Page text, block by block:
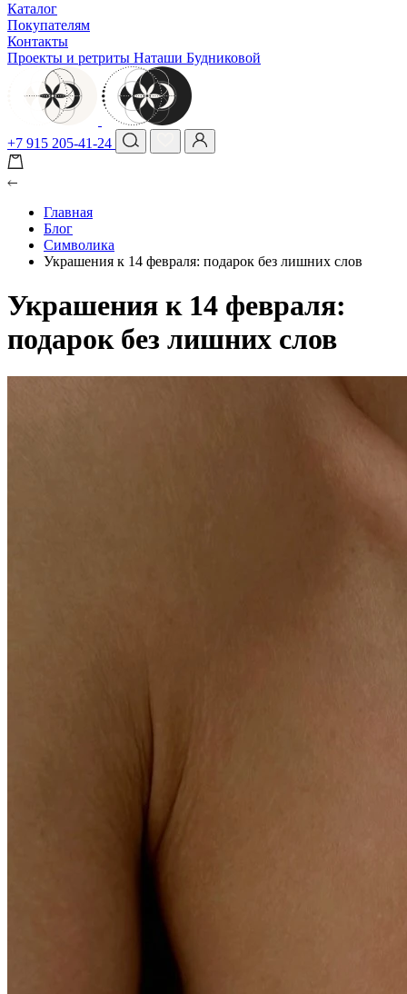
Каталог
Покупателям
Контакты
Проекты и ретриты Наташи Будниковой
+7 915 205-41-24
Главная
Блог
Символика
Украшения к 14 февраля: подарок без лишних слов
Украшения к 14 февраля:
подарок без лишних слов